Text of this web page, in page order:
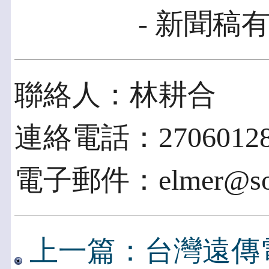
- 新聞稿
聯絡人：林耕合
連絡電話：
電子郵件：
上一篇：台灣遠